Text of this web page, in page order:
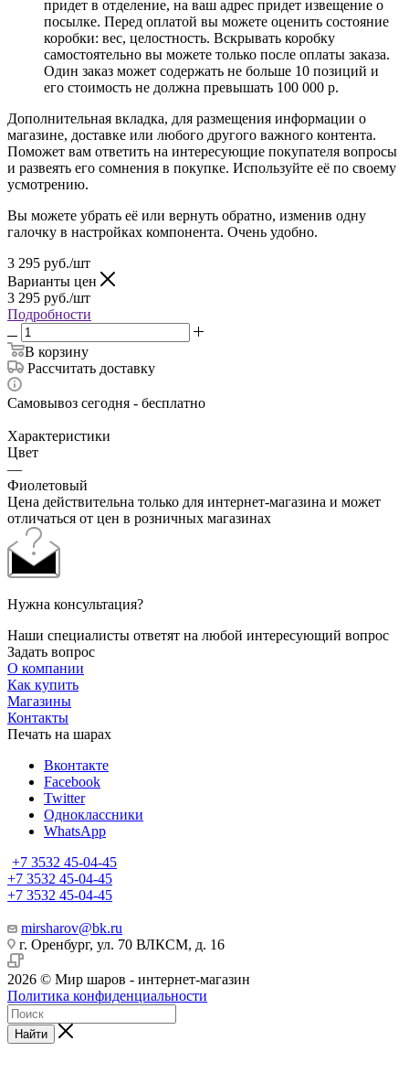
придет в отделение, на ваш адрес придет извещение о
посылке. Перед оплатой вы можете оценить состояние
коробки: вес, целостность. Вскрывать коробку
самостоятельно вы можете только после оплаты заказа.
Один заказ может содержать не больше 10 позиций и
его стоимость не должна превышать 100 000 р.
Дополнительная вкладка, для размещения информации о
магазине, доставке или любого другого важного контента.
Поможет вам ответить на интересующие покупателя вопросы
и развеять его сомнения в покупке. Используйте её по своему
усмотрению.
Вы можете убрать её или вернуть обратно, изменив одну
галочку в настройках компонента. Очень удобно.
3 295 руб./шт
Варианты цен
3 295 руб./шт
Подробности
В корзину
Рассчитать доставку
Самовывоз сегодня - бесплатно
Характеристики
Цвет
—
Фиолетовый
Цена действительна только для интернет-магазина и может
отличаться от цен в розничных магазинах
Нужна консультация?
Наши специалисты ответят на любой интересующий вопрос
Задать вопрос
О компании
Как купить
Магазины
Контакты
Печать на шарах
Вконтакте
Facebook
Twitter
Одноклассники
WhatsApp
+7 3532 45-04-45
+7 3532 45-04-45
+7 3532 45-04-45
mirsharov@bk.ru
г. Оренбург, ул. 70 ВЛКСМ, д. 16
2026 © Мир шаров - интернет-магазин
Политика конфиденциальности
Найти